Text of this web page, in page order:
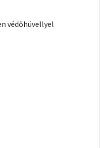
védőhüvellyel